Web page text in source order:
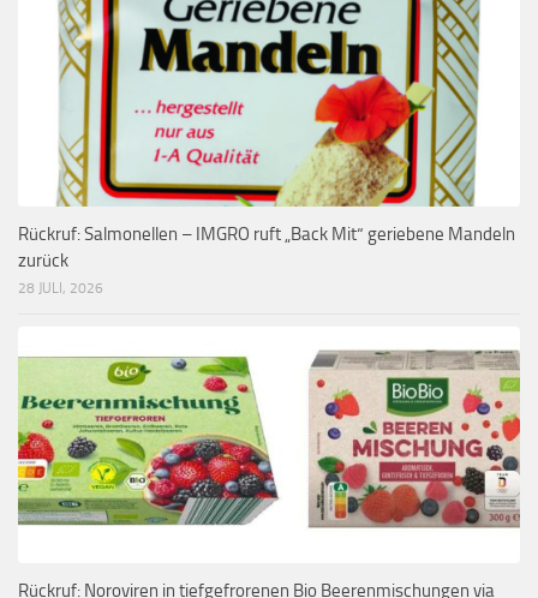
Rückruf: Salmonellen – IMGRO ruft „Back Mit“ geriebene Mandeln
zurück
28 JULI, 2026
Rückruf: Noroviren in tiefgefrorenen Bio Beerenmischungen via